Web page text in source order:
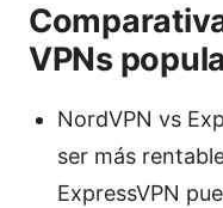
VPNs
NordVPN vs
ser más
ExpressVPN